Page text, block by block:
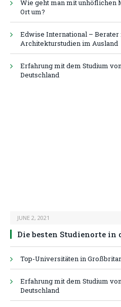
Wie geht man mit unhöflichen
Ort um?
Edwise International – Berater
Architekturstudien im Ausland
Erfahrung mit dem Studium
Deutschland
JUNE 2, 2021
Die besten Studienorte in
Top-Universitäten in
Erfahrung mit dem Studium
Deutschland